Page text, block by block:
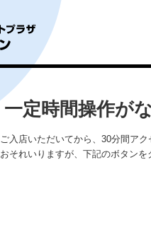
一定時間操作が
ご入店いただいてから、30分間ア
おそれいりますが、下記のボタンを